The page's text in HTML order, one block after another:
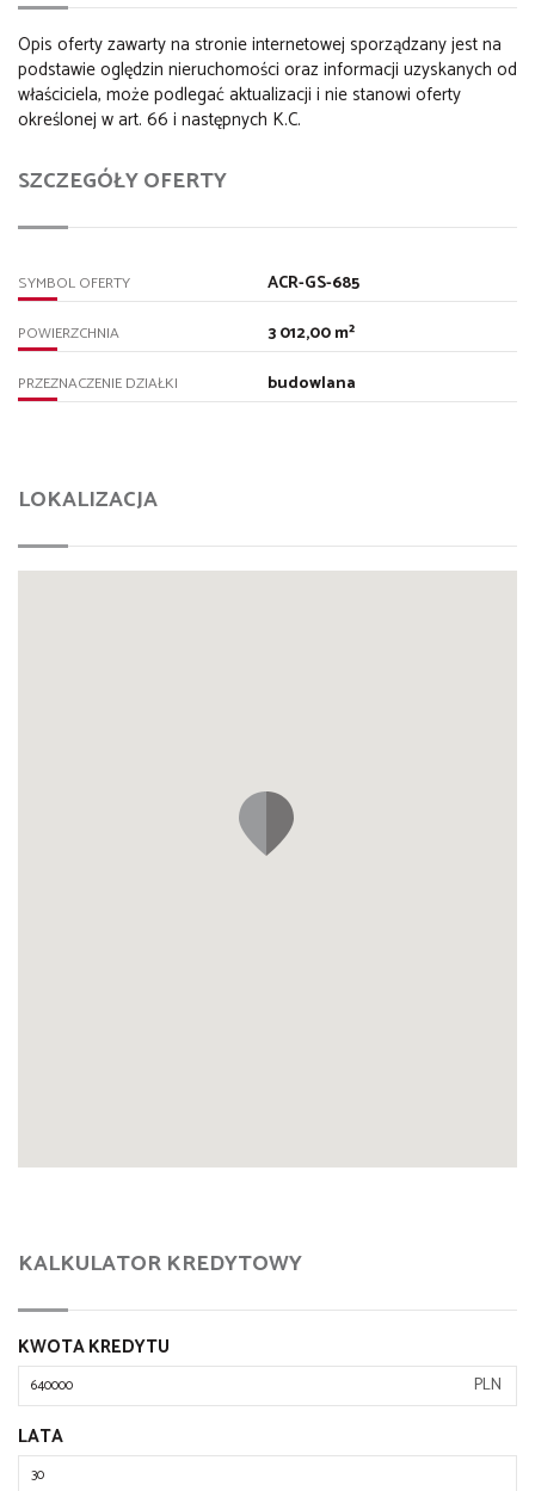
Opis oferty zawarty na stronie internetowej sporządzany jest na
podstawie oględzin nieruchomości oraz informacji uzyskanych od
właściciela, może podlegać aktualizacji i nie stanowi oferty
określonej w art. 66 i następnych K.C.
SZCZEGÓŁY OFERTY
SYMBOL OFERTY ACR-GS-685
POWIERZCHNIA 3 012,00 m²
PRZEZNACZENIE DZIAŁKI budowlana
LOKALIZACJA
KALKULATOR KREDYTOWY
KWOTA KREDYTU
PLN
LATA